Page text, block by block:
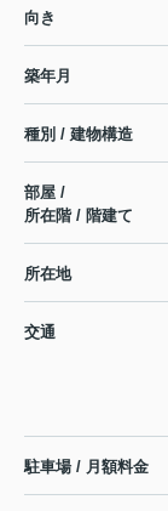
向き
築年月
種別 / 建物構造
部屋 /
所在階 / 階建て
所在地
交通
駐車場 / 月額料金